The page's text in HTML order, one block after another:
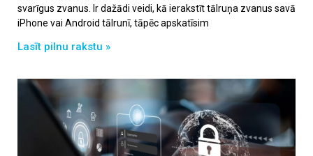
svarīgus zvanus. Ir dažādi veidi, kā ierakstīt tālruņa zvanus savā
iPhone vai Android tālrunī, tāpēc apskatīsim
Lasīt pilnu rakstu »